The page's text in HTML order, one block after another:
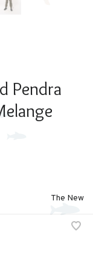
Pendra
The New